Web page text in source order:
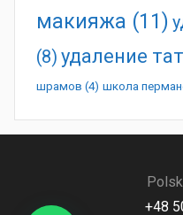
макияжа (11)
(8) удаление
шрамов (4) школа
+48